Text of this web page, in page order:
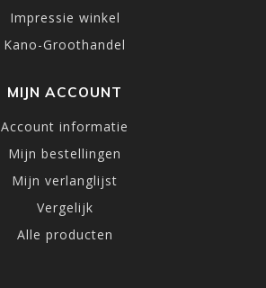
Impressie winkel
Kano-Groothandel
MIJN ACCOUNT
Account informatie
Mijn bestellingen
Mijn verlanglijst
Vergelijk
Alle producten